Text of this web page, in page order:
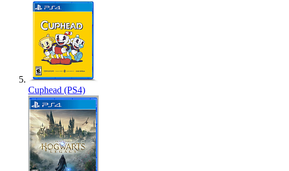
Cuphead (PS4)